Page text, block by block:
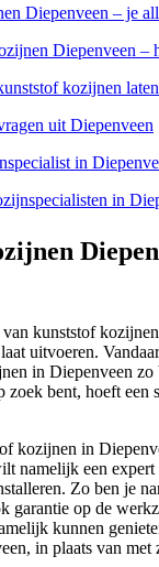
Diepenveen – je
Diepenveen –
kozijnen
uit Diepenveen
in
in
kunststof
uitvoeren.
in Diepenveen zo
zoek bent, hoeft een
kozijnen in
namelijk een
Zo ben je
garantie op de
kunnen
in plaats van